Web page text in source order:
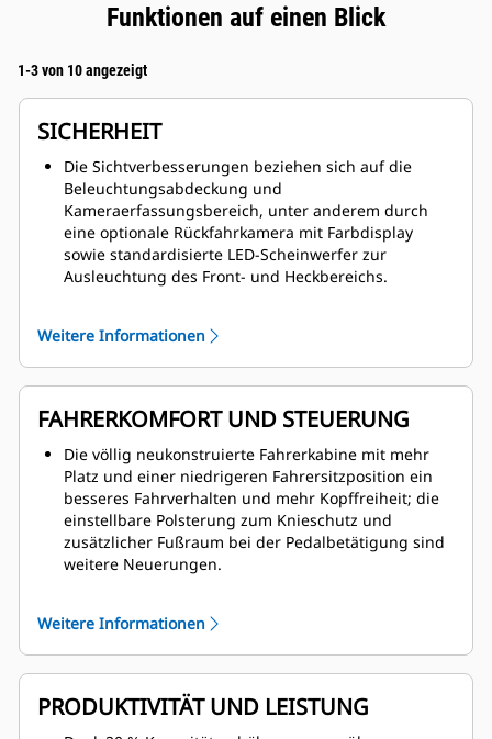
Funktionen auf einen Blick
1-3 von 10 angezeigt
SICHERHEIT
Die Sichtverbesserungen beziehen sich auf die
Beleuchtungsabdeckung und
Kameraerfassungsbereich, unter anderem durch
eine optionale Rückfahrkamera mit Farbdisplay
sowie standardisierte LED-Scheinwerfer zur
Ausleuchtung des Front- und Heckbereichs.
Feuerlöschanlage beinhaltet einen dedizierten
Bereich für Feuerlöschbehälter und mehrere
Aktivierungsstellen für Feuerlöschanlage, darunter
auch in der Fahrerkabine.
Alle Gehflächen im Ein- und Ausstiegsbereich
konstruierten Handlaufsystem und zwei
Notausgängen verbessert.
Fahreranwesenheitssystem mit hydraulischer
Systemneutralisierung und Türsensor, das zum
Schutz von Maschine und Fahrer vor
unkontrollierten Bewegungen der Maschine
Für größere Sicherheit bei Servicearbeiten sorgen
integrierte Sperr- und Kennzeichnungsstellen,
Frontgestängebolzen zum Arretieren des
Hubrahmens und der Anschraub-Zughaken.
Weitere Informationen
FAHRERKOMFORT UND STEUERUNG
Die völlig neukonstruierte Fahrerkabine mit mehr
Platz und einer niedrigeren Fahrersitzposition ein
besseres Fahrverhalten und mehr Kopffreiheit; die
einstellbare Polsterung zum Knieschutz und
zusätzlicher Fußraum bei der Pedalbetätigung sind
weitere Neuerungen.
geschlossenes druckbeaufschlagtes System
erhältlich; die völlig neue Klimaautomatik bietet
Verbesserungen bei Luftstrom, Entfrosterbereich
und Geräuschpegel.
Die Fahrerergonomie wurde verbessert, unter
Weitere Informationen
PRODUKTIVITÄT UND LEISTUNG